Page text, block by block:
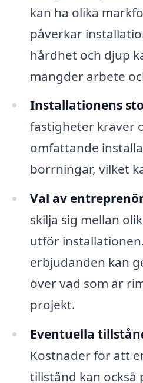
kan ha olika
påverkar
hårdhet och djup
mängder arbete
Installationens
fastigheter kräver
omfattande
borrningar, vilket
Val av
skilja sig mellan
utför
erbjudanden kan
över vad som är
projekt.
Eventuella
Kostnader för att
tillstånd kan också